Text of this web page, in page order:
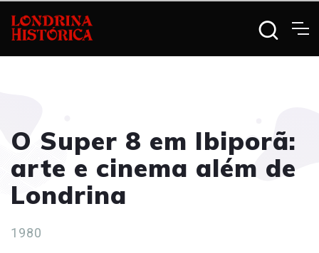
O Super 8 em Ibiporã:
arte e cinema além de
Londrina
1980